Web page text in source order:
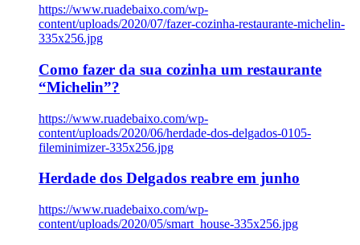
https://www.ruadebaixo.com/wp-
content/uploads/2020/07/fazer-cozinha-restaurante-michelin-
335x256.jpg
Como fazer da sua cozinha um restaurante
“Michelin”?
https://www.ruadebaixo.com/wp-
content/uploads/2020/06/herdade-dos-delgados-0105-
fileminimizer-335x256.jpg
Herdade dos Delgados reabre em junho
https://www.ruadebaixo.com/wp-
content/uploads/2020/05/smart_house-335x256.jpg